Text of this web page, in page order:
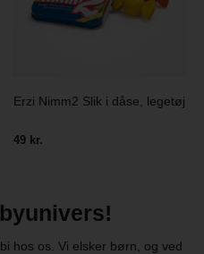
Erzi Nimm2 Slik i dåse, legetøj
49 kr.
hos os. Vi elsker børn, og ved